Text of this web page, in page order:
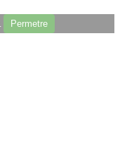
Permetre